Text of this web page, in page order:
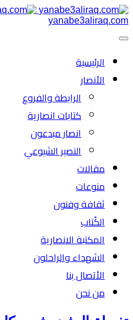
yanabe3aliraq.com
الرئیسية
الأنصار
الرابطة والفروع
كتابات انصارية
انصار مبدعون
النصیر الشیوعي
مقالات
منوعات
ثقافة وفنون
الكُتاب
المكتبة الانصارية
الشهداء والراحلون
الأتصال بنا
من نحن